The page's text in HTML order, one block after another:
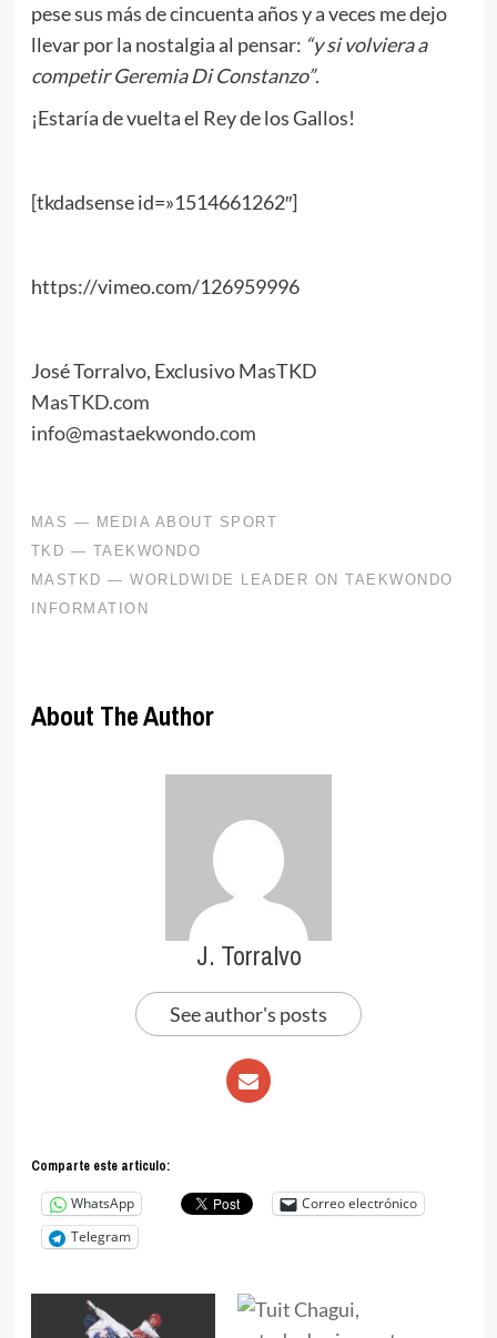
pese sus más de cincuenta años y a veces me dejo
llevar por la nostalgia al pensar: “y si volviera a
competir Geremia Di Constanzo”.
¡Estaría de vuelta el Rey de los Gallos!
[tkdadsense id=»1514661262″]
https://vimeo.com/126959996
José Torralvo, Exclusivo MasTKD
MasTKD.com
info@mastaekwondo.com
About The Author
J. Torralvo
See author's posts
Comparte este articulo:
WhatsApp
Correo electrónico
Telegram